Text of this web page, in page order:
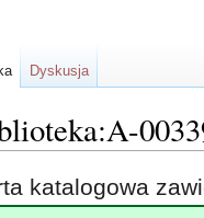
katalogowa
Dyskusja